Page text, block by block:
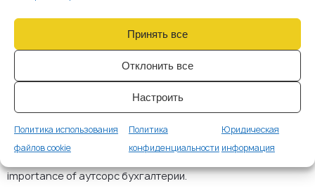
Принять все
Отклонить все
Настроить
Политика использования
файлов cookie
Политика
конфиденциальности
Юридическая
информация
укрепление доверия
После регистрации компании поддержание чистой
финансовой истории критически важно. Инвесторы,
началом сотрудничества. Внешние специалисты
обеспечивают корректность отчётов, точность налоговых
выплат и готовность документации к аудиту.
Помимо этого, они следят за изменениями
законодательства, гарантируя, что ваша компания
остаётся в соответствии с обновлёнными чешскими и
importance of аутсорс бухгалтерии.